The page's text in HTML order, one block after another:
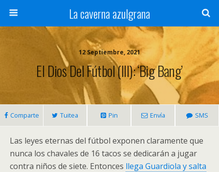
La caverna azulgrana
12 Septiembre, 2021
El Dios Del Fútbol (III): ‘Big Bang’
Comparte Tuitea Pin Envía SMS
Las leyes eternas del fútbol exponen claramente que
nunca los chavales de 16 tacos se dedicarán a jugar
contra niños de siete. Entonces llega Guardiola y salta